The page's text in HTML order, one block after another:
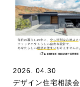
2026. 04.30
デザイン住宅相談会